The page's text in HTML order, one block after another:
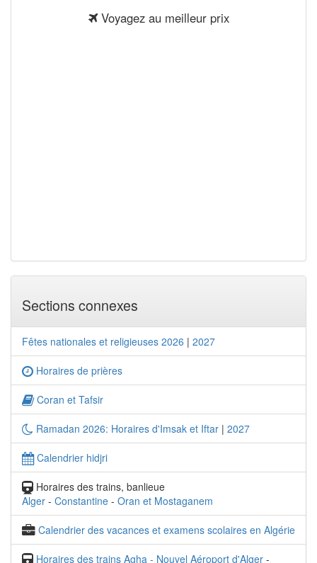
Voyagez au meilleur prix
Sections connexes
Fêtes nationales et religieuses 2026 | 2027
Horaires de prières
Coran et Tafsir
Ramadan 2026: Horaires d'Imsak et Iftar | 2027
Calendrier hidjri
Horaires des trains, banlieue
Alger - Constantine - Oran et Mostaganem
Calendrier des vacances et examens scolaires en Algérie
Horaires des trains Agha - Nouvel Aéroport d'Alger -